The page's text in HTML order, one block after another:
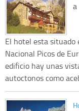
a
El hotel esta situado
Nacional Picos de
edificio hay unas
autoctonos como